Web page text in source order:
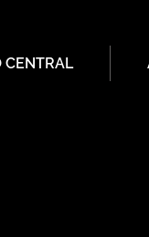
CENTRAL